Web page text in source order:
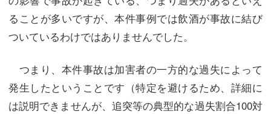
ることが多いですが、本件事例では飲酒が事故に結び
ついているわけではありませんでした。
つまり、本件事故は加害者の一方的な過失によって
発生したということです（特定を避けるため、詳細に
は説明できませんが、追突等の典型的な過失割合100対